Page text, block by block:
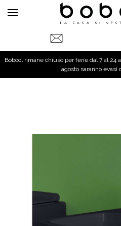
Bobool rimane chiuso per ferie dal 7 al 24
agosto saranno evasi